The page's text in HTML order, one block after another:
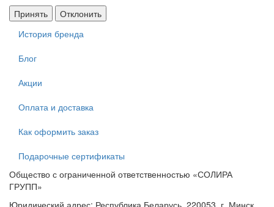
Принять
Отклонить
Меню
подвале
История бренда
Блог
Акции
Оплата и доставка
Как оформить заказ
Подарочные сертификаты
Общество с ограниченной ответственностью «СОЛИРА
ГРУПП»
Юридический адрес: Республика Беларусь, 220053, г. Минск,